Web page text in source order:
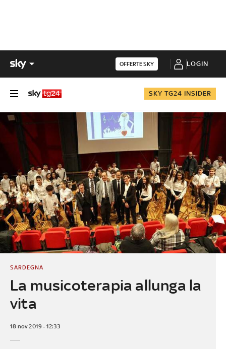
OFFERTE SKY LOGIN
SKY TG24 INSIDER
La musicoterapia allunga la
vita
SARDEGNA
18 nov 2019 - 12:33